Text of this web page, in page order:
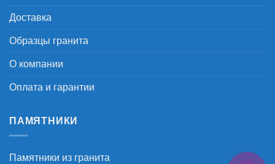
Доставка
Образцы гранита
О компании
Оплата и гарантии
ПАМЯТНИКИ
Памятники из гранита